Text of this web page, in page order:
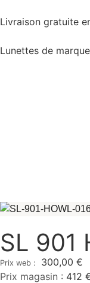
Livraison gratuite
Lunettes de marque
SL 901
300,00 €
Prix magasin : 412